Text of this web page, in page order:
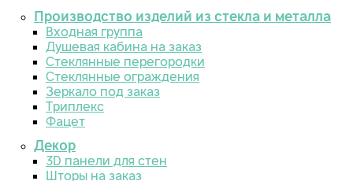
Производство изделий из стекла и металла
Входная группа
Душевая кабина на заказ
Стеклянные перегородки
Стеклянные ограждения
Зеркало под заказ
Триплекс
Фацет
Декор
3D панели для стен
Шторы на заказ